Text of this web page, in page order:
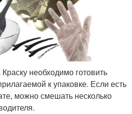
необходимо готовить
к упаковке. Если есть
можно смешать несколько